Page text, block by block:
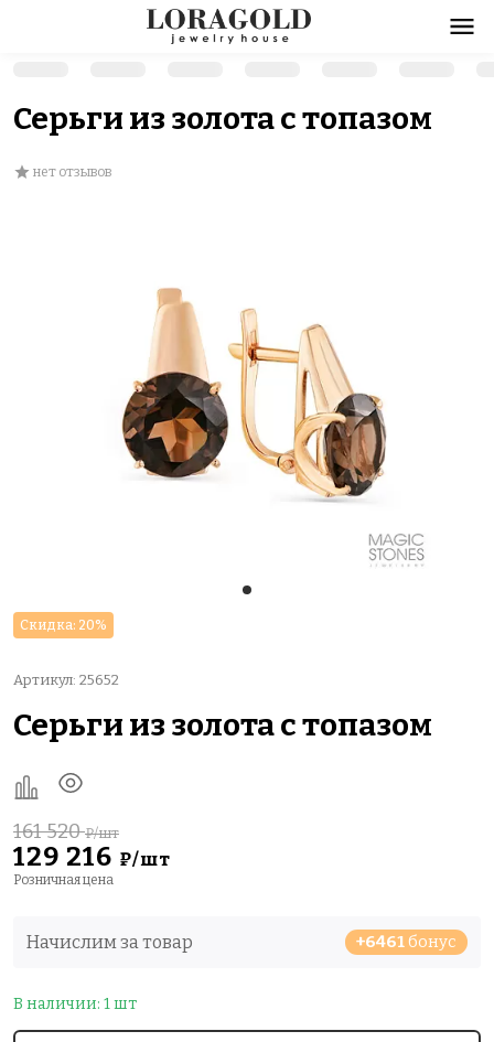
Серьги из золота с топазом
нет отзывов
Скидка: 20%
Артикул: 25652
Серьги из золота с топазом
129 216 ₽/шт
161 520₽/шт
Розничная цена
Начислим за товар +6461бонус
В наличии: 1 шт